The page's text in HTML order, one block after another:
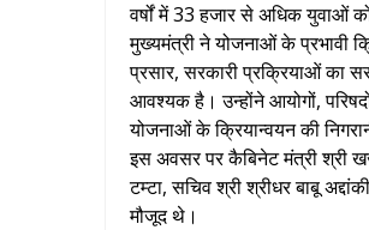
वर्षों में 33 हजार से अधिक युवाओं
मुख्यमंत्री ने योजनाओं के प्रभावी
प्रसार, सरकारी प्रक्रियाओं का
आवश्यक है। उन्होंने आयोगों,
योजनाओं के क्रियान्वयन की
इस अवसर पर कैबिनेट मंत्री श्री
टम्टा, सचिव श्री श्रीधर बाबू
मौजूद थे।